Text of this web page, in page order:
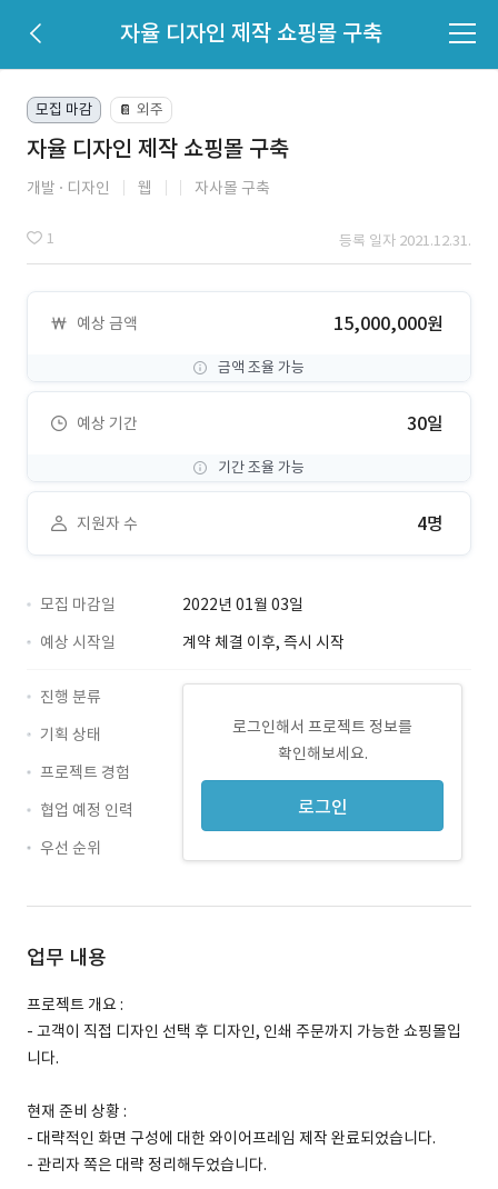
자율 디자인 제작 쇼핑몰 구축
모집 마감 📔 외주
자율 디자인 제작 쇼핑몰 구축
개발 디자인 웹 자사몰 구축
1 등록 일자 2021.12.31.
예상 금액 15,000,000원
금액 조율 가능
예상 기간 30일
기간 조율 가능
지원자 수 4명
모집 마감일
2022년 01월 03일
예상 시작일
계약 체결 이후, 즉시 시작
로그인해서 프로젝트 정보를
확인해보세요.
로그인
진행 분류
기획 상태
프로젝트 경험
협업 예정 인력
우선 순위
업무 내용
프로젝트 개요 :
- 고객이 직접 디자인 선택 후 디자인, 인쇄 주문까지 가능한 쇼핑몰입
니다.
현재 준비 상황 :
- 대략적인 화면 구성에 대한 와이어프레임 제작 완료되었습니다.
- 관리자 쪽은 대략 정리해두었습니다.